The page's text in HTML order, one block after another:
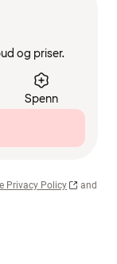
og priser.
Spenn
Privacy Policy
and